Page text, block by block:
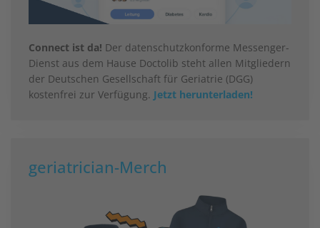
Connect ist da! Der datenschutzkonforme Messenger-
Dienst aus dem Hause Doctolib steht allen Mitgliedern
der Deutschen Gesellschaft für Geriatrie (DGG)
kostenfrei zur Verfügung. Jetzt herunterladen!
geriatrician-Merch